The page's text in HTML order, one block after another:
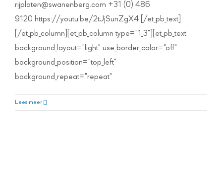
rijplaten@swanenberg.com +31 (0) 486
9120 https://youtu.be/2tJjSunZgX4 [/et_pb_text]
[/et_pb_column][et_pb_column type="1_3"][et_pb_text
background_layout="light" use_border_color="off"
background_position="top_left"
background_repeat="repeat"
Lees meer